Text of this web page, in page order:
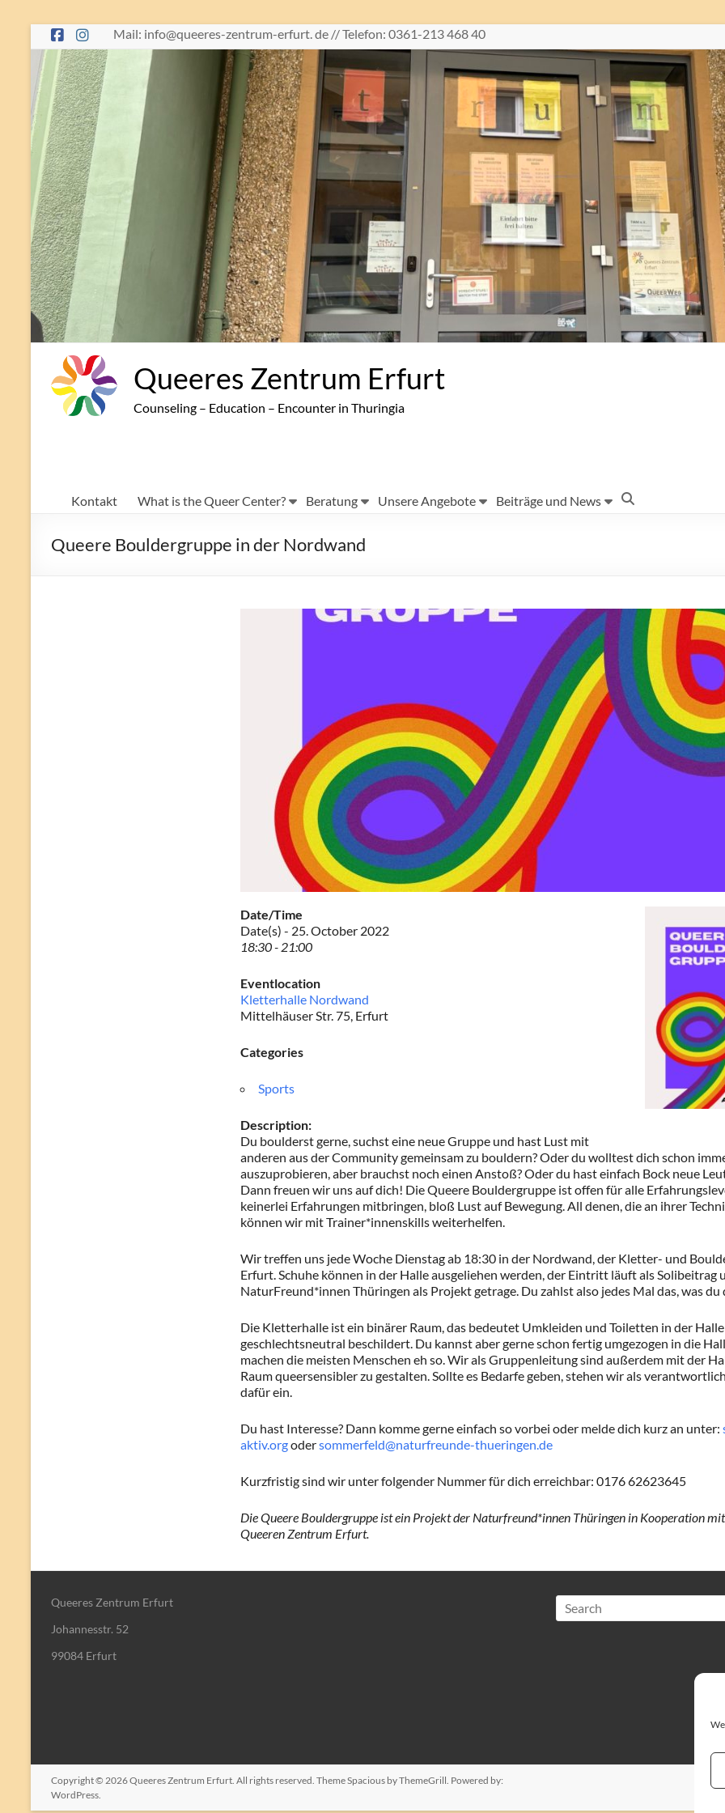
Skip
to
content
Mail: info@queeres-zentrum-erfurt. de // Telefon: 0361-213 468 40
Queeres Zentrum Erfurt
Counseling – Education – Encounter in Thuringia
Kontakt What is the Queer Center? Beratung Unsere Angebote Beiträge und News
Queere Bouldergruppe in der Nordwand
Date/Time
Date(s) - 25. October 2022
18:30 - 21:00
Eventlocation
Kletterhalle Nordwand
Mittelhäuser Str. 75, Erfurt
Categories
Sports
Description:
Du boulderst gerne, suchst eine neue Gruppe und hast Lust mit
anderen aus der Community gemeinsam zu bouldern? Oder du wolltest dich schon
auszuprobieren, aber brauchst noch einen Anstoß? Oder du hast einfach Bock neue
Dann freuen wir uns auf dich! Die Queere Bouldergruppe ist offen für alle
keinerlei Erfahrungen mitbringen, bloß Lust auf Bewegung. All denen, die an ihrer
können wir mit Trainer*innenskills weiterhelfen.
Wir treffen uns jede Woche Dienstag ab 18:30 in der Nordwand, der Kletter- und
Erfurt. Schuhe können in der Halle ausgeliehen werden, der Eintritt läuft als Solibeitrag
NaturFreund*innen Thüringen als Projekt getrage. Du zahlst also jedes Mal das, was du
Die Kletterhalle ist ein binärer Raum, das bedeutet Umkleiden und Toiletten in der
geschlechtsneutral beschildert. Du kannst aber gerne schon fertig umgezogen in die
machen die meisten Menschen eh so. Wir als Gruppenleitung sind außerdem mit der
Raum queersensibler zu gestalten. Sollte es Bedarfe geben, stehen wir als
dafür ein.
Du hast Interesse? Dann komme gerne einfach so vorbei oder melde dich kurz an unter:
aktiv.orgodersommerfeld@naturfreunde-thueringen.de
Kurzfristig sind wir unter folgender Nummer für dich erreichbar: 0176 62623645
Die Queere Bouldergruppe ist ein Projekt der Naturfreund*innen Thüringen in Kooperation mit
Queeren Zentrum Erfurt.
Queeres Zentrum Erfurt
Johannesstr. 52
99084 Erfurt
Search
Copyright © 2026Queeres Zentrum Erfurt . All rights reserved. ThemeSpacious by ThemeGrill. Powered by:
WordPress